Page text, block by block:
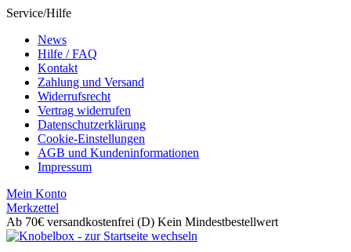
Service/Hilfe
News
Hilfe / FAQ
Kontakt
Zahlung und Versand
Widerrufsrecht
Vertrag widerrufen
Datenschutzerklärung
Cookie-Einstellungen
AGB und Kundeninformationen
Impressum
Mein Konto
Merkzettel
Ab 70€ versandkostenfrei (D) Kein Mindestbestellwert